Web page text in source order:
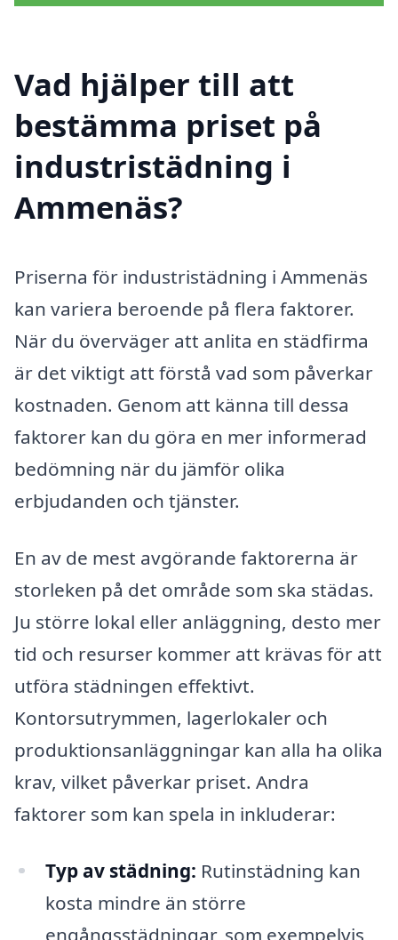
Vad hjälper till att
bestämma priset på
industristädning i
Ammenäs?
Priserna för industristädning i Ammenäs
kan variera beroende på flera faktorer.
När du överväger att anlita en städfirma
är det viktigt att förstå vad som påverkar
kostnaden. Genom att känna till dessa
faktorer kan du göra en mer informerad
bedömning när du jämför olika
erbjudanden och tjänster.
En av de mest avgörande faktorerna är
storleken på det område som ska städas.
Ju större lokal eller anläggning, desto mer
tid och resurser kommer att krävas för att
utföra städningen effektivt.
Kontorsutrymmen, lagerlokaler och
produktionsanläggningar kan alla ha olika
krav, vilket påverkar priset. Andra
faktorer som kan spela in inkluderar:
Typ av städning: Rutinstädning kan
kosta mindre än större
engångsstädningar, som exempelvis